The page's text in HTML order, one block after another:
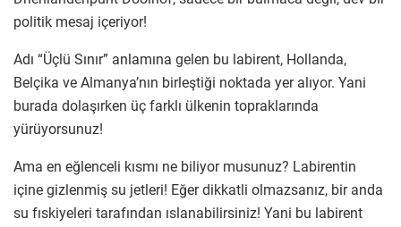
politik mesaj içeriyor!
Adı “Üçlü Sınır” anlamına gelen bu labirent, Hollanda,
Belçika ve Almanya’nın birleştiği noktada yer alıyor. Yani
burada dolaşırken üç farklı ülkenin topraklarında
yürüyorsunuz!
Ama en eğlenceli kısmı ne biliyor musunuz? Labirentin
içine gizlenmiş su jetleri! Eğer dikkatli olmazsanız, bir anda
su fıskiyeleri tarafından ıslanabilirsiniz! Yani bu labirent